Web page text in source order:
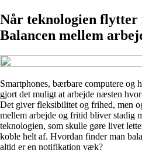
Når teknologien
Balancen mellem
Smartphones, bærbare computere og
gjort det muligt at arbejde næsten
Det giver fleksibilitet og frihed, men
mellem arbejde og fritid bliver stadig
teknologien, som skulle gøre livet
koble helt af. Hvordan finder man
altid er en notifikation væk?